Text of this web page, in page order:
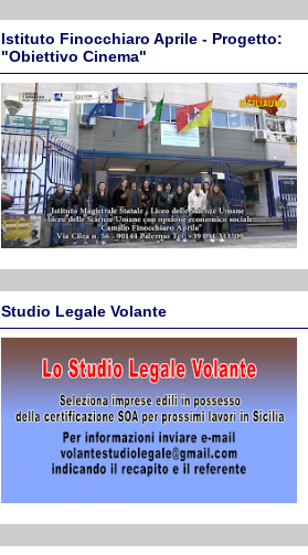
Istituto Finocchiaro Aprile - Progetto:
"Obiettivo Cinema"
Studio Legale Volante